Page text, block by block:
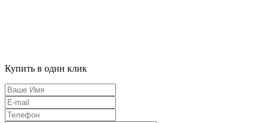
Купить в один клик